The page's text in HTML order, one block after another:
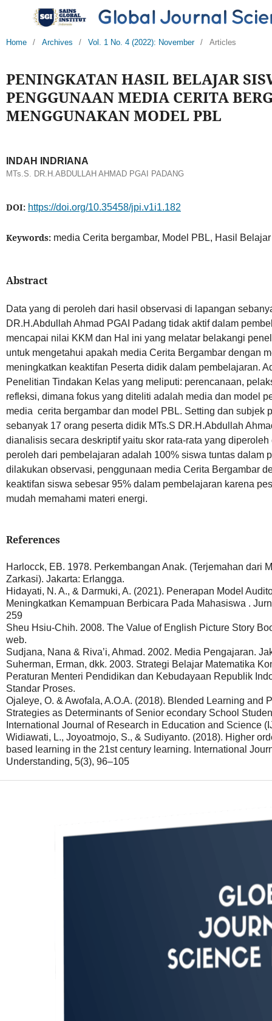
Home / Archives / Vol. 1 No. 4 (2022): November / Articles
PENINGKATAN HASIL BELAJAR
PENGGUNAAN MEDIA CERITA
MENGGUNAKAN MODEL PBL
INDAH INDRIANA
MTs.S. DR.H.ABDULLAH AHMAD PGAI PADANG
DOI: https://doi.org/10.35458/jpi.v1i1.182
Keywords: media Cerita bergambar, Model PBL, Hasil Belajar
Abstract
Data yang di peroleh dari hasil observasi di lapangan
DR.H.Abdullah Ahmad PGAI Padang tidak aktif dalam
mencapai nilai KKM dan Hal ini yang melatar belakangi
untuk mengetahui apakah media Cerita Bergambar dengan
meningkatkan keaktifan Peserta didik dalam pembelajaran.
Penelitian Tindakan Kelas yang meliputi: perencanaan,
refleksi, dimana fokus yang diteliti adalah media dan model
media cerita bergambar dan model PBL. Setting dan subjek
sebanyak 17 orang peserta didik MTs.S DR.H.Abdullah
dianalisis secara deskriptif yaitu skor rata-rata yang
peroleh dari pembelajaran adalah 100% siswa tuntas dalam
dilakukan observasi, penggunaan media Cerita Bergambar
keaktifan siswa sebesar 95% dalam pembelajaran karena
mudah memahami materi energi.
References
Harlocck, EB. 1978. Perkembangan Anak. (Terjemahan dari
Zarkasi). Jakarta: Erlangga.
Hidayati, N. A., & Darmuki, A. (2021). Penerapan Model
Meningkatkan Kemampuan Berbicara Pada Mahasiswa .
259
Sheu Hsiu-Chih. 2008. The Value of English Picture Story
web.
Sudjana, Nana & Riva’i, Ahmad. 2002. Media Pengajaran.
Suherman, Erman, dkk. 2003. Strategi Belajar Matematika
Peraturan Menteri Pendidikan dan Kebudayaan Republik
Standar Proses.
Ojaleye, O. & Awofala, A.O.A. (2018). Blended Learning and
Strategies as Determinants of Senior econdary School
International Journal of Research in Education and Science
Widiawati, L., Joyoatmojo, S., & Sudiyanto. (2018). Higher
based learning in the 21st century learning. International
Understanding, 5(3), 96–105